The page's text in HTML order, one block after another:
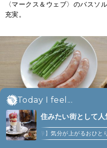
Today I feel...
住みたい街として
寺、西荻窪、代々
気分が上がるおひとりさま散歩｜グル
〈マークス＆ウェブ〉のバスソ
充実。